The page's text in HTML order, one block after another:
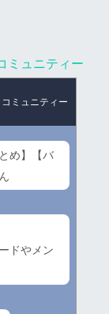
ミュニティー
ミュニティー
め】【バ
ドやメン